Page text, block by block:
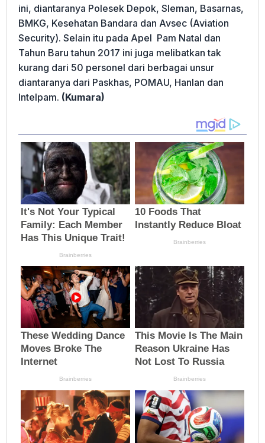
ini, diantaranya Polesek Depok, Sleman, Basarnas,
BMKG, Kesehatan Bandara dan Avsec (Aviation
Security). Selain itu pada Apel Pam Natal dan
Tahun Baru tahun 2017 ini juga melibatkan tak
kurang dari 50 personel dari berbagai unsur
diantaranya dari Paskhas, POMAU, Hanlan dan
Intelpam. (Kumara)